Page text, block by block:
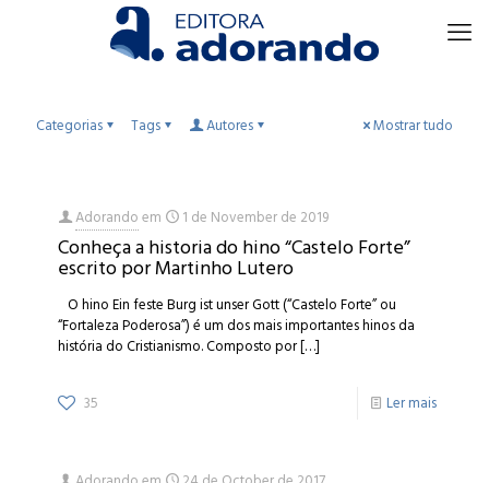
Categorias Tags Autores Mostrar tudo
Adorandoem 1 de November de 2019
Conheça a historia do hino “Castelo Forte”
escrito por Martinho Lutero
O hino Ein feste Burg ist unser Gott (“Castelo Forte” ou
“Fortaleza Poderosa”) é um dos mais importantes hinos da
história do Cristianismo. Composto por[…]
35 Ler mais